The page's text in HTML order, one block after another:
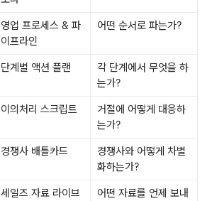
영업 프로세스 & 파
이프라인
어떤 순서로 파는가?
단계별 액션 플랜
각 단계에서 무엇을 하
는가?
이의처리 스크립트
거절에 어떻게 대응하
는가?
경쟁사 배틀카드
경쟁사와 어떻게 차별
화하는가?
세일즈 자료 라이브
어떤 자료를 언제 보내